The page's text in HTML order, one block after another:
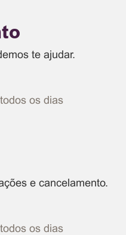
te ajudar.
os dias
e cancelamento.
os dias